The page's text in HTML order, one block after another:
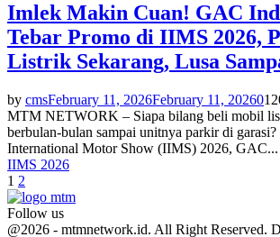
Imlek Makin Cuan! GAC
Tebar Promo di IIMS 2026,
Listrik Sekarang, Lusa
by cmsFebruary 11, 2026February 11, 20260
MTM NETWORK – Siapa bilang beli mobil
berbulan-bulan sampai unitnya parkir di
International Motor Show (IIMS) 2026, GAC...
IIMS 2026
Posts
pagination
1 2
Follow us
Facebook
Twitter
Youtube
@2026 - mtmnetwork.id. All Right Reserved.